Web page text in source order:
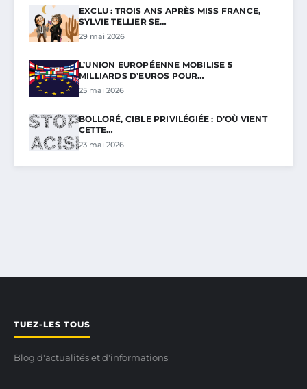
EXCLU : TROIS ANS APRÈS MISS FRANCE,
SYLVIE TELLIER SE…
29 mai 2026
L’UNION EUROPÉENNE MOBILISE 5
MILLIARDS D’EUROS POUR…
25 mai 2026
BOLLORÉ, CIBLE PRIVILÉGIÉE : D’OÙ VIENT
CETTE…
23 mai 2026
TUEZ-LES TOUS
Blog d'actualités et d'informations